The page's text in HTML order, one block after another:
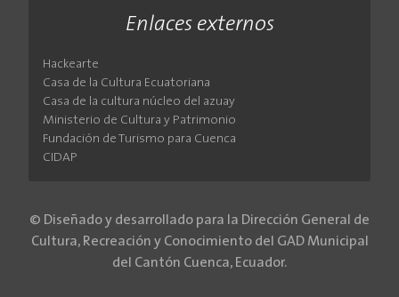
Enlaces externos
Hackearte
Casa de la Cultura Ecuatoriana
Casa de la cultura núcleo del azuay
Ministerio de Cultura y Patrimonio
Fundación de Turismo para Cuenca
CIDAP
© Diseñado y desarrollado para la Dirección General de
Cultura, Recreación y Conocimiento del GAD Municipal
del Cantón Cuenca, Ecuador.